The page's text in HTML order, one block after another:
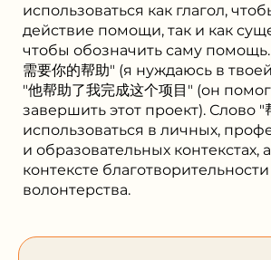
использоваться как глагол,
действие помощи, так и как
чтобы обозначить саму
需要你的帮助" (я нуждаюсь в
"他帮助了我完成这个项目" (он
завершить этот проект). Слово "
использоваться в личных,
и образовательных контекстах,
контексте
волонтерства.